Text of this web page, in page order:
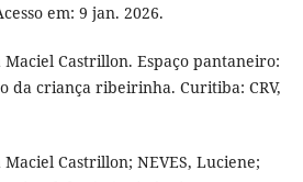
em: 9 jan. 2026.
Castrillon. Espaço pantaneiro:
da criança ribeirinha. Curitiba: CRV,
Castrillon; NEVES, Luciene;